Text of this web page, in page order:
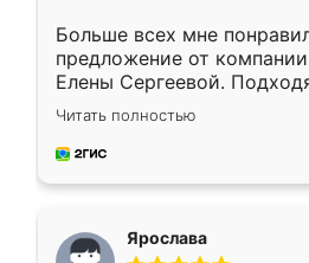
Больше всех мне
предложение от
Елены Сергеевой.
короткие сроки
для замера сотрудник
предложил по моему
Читать полностью
Ярослава